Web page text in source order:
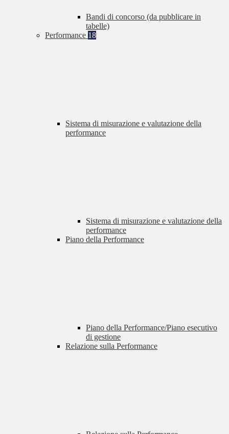
Bandi di concorso (da pubblicare in
tabelle)
Performance 18
Sistema di misurazione e valutazione della
performance
Sistema di misurazione e valutazione della
performance
Piano della Performance
Piano della Performance/Piano esecutivo
di gestione
Relazione sulla Performance